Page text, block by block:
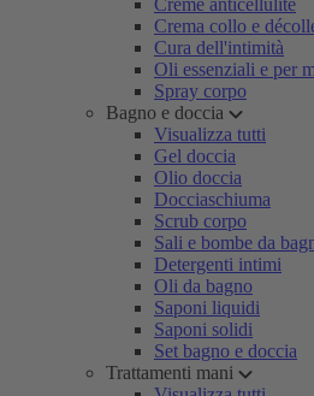
Creme anticellulite
Crema collo e
Cura dell'intimità
Oli essenziali e per
Spray corpo
Bagno e doccia
Visualizza tutti
Gel doccia
Olio doccia
Docciaschiuma
Scrub corpo
Sali e bombe da
Detergenti intimi
Oli da bagno
Saponi liquidi
Saponi solidi
Set bagno e doccia
Trattamenti mani